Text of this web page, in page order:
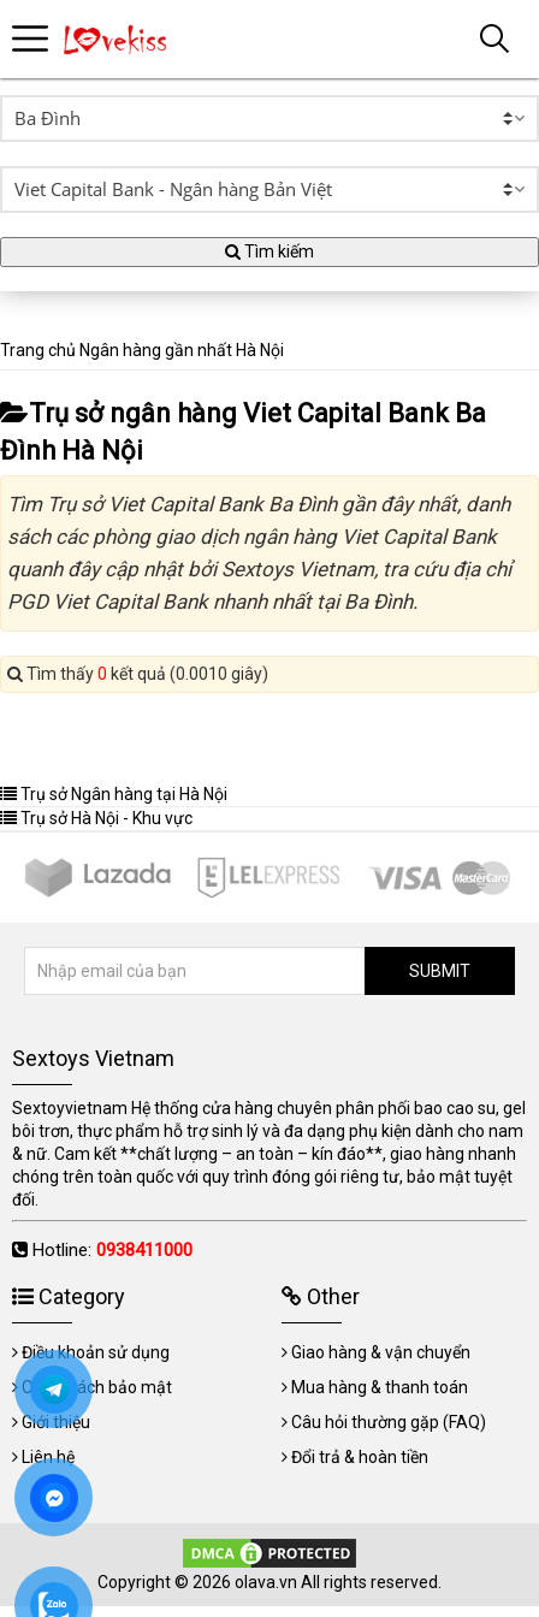
Tìm kiếm
Trang chủ Ngân hàng gần nhất Hà Nội
Trụ sở ngân hàng Viet Capital Bank Ba
Đình Hà Nội
Tìm Trụ sở Viet Capital Bank Ba Đình gần đây nhất, danh
sách các phòng giao dịch ngân hàng Viet Capital Bank
quanh đây cập nhật bởi Sextoys Vietnam, tra cứu địa chỉ
PGD Viet Capital Bank nhanh nhất tại Ba Đình.
Tìm thấy0 kết quả (0.0010 giây)
Trụ sở Ngân hàng tại Hà Nội
Trụ sở Hà Nội - Khu vực
SUBMIT
Sextoys Vietnam
Sextoyvietnam Hệ thống cửa hàng chuyên phân phối bao cao su, gel
bôi trơn, thực phẩm hỗ trợ sinh lý và đa dạng phụ kiện dành cho nam
& nữ. Cam kết **chất lượng – an toàn – kín đáo**, giao hàng nhanh
chóng trên toàn quốc với quy trình đóng gói riêng tư, bảo mật tuyệt
đối.
Hotline: 0938411000
Category
Điều khoản sử dụng
Chính sách bảo mật
Giới thiệu
Liên hệ
Other
Giao hàng & vận chuyển
Mua hàng & thanh toán
Câu hỏi thường gặp (FAQ)
Đổi trả & hoàn tiền
Copyright © 2026 olava.vn All rights reserved.